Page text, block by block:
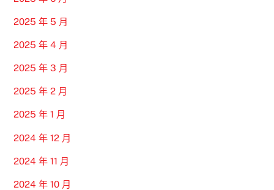
2025 年 5 月
2025 年 4 月
2025 年 3 月
2025 年 2 月
2025 年 1 月
2024 年 12 月
2024 年 11 月
2024 年 10 月